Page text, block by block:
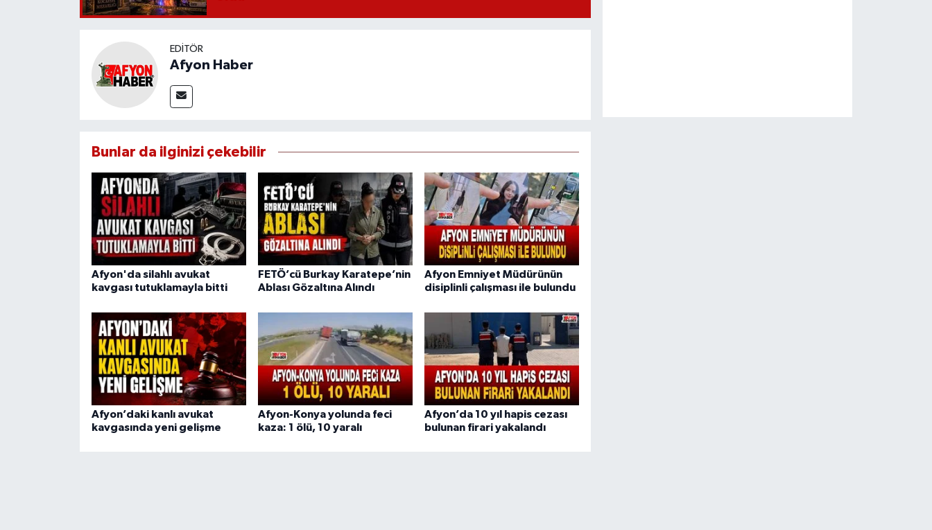
EDITÖR
Afyon Haber
Bunlar da ilginizi çekebilir
Afyon'da silahlı avukat
kavgası tutuklamayla bitti
FETÖ’cü Burkay Karatepe’nin
Ablası Gözaltına Alındı
Afyon Emniyet Müdürünün
disiplinli çalışması ile bulundu
Afyon’daki kanlı avukat
kavgasında yeni gelişme
Afyon-Konya yolunda feci
kaza: 1 ölü, 10 yaralı
Afyon’da 10 yıl hapis cezası
bulunan firari yakalandı